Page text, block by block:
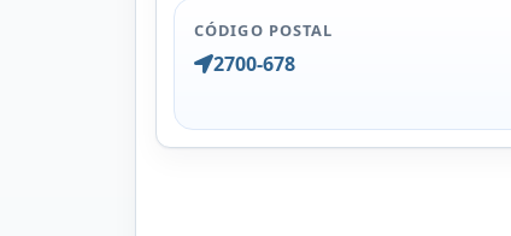
CÓDIGO POSTAL
2700-678